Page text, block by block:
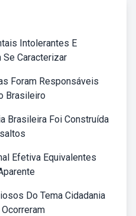
Intolerantes E
Caracterizar
Foram Responsáveis
Brasileiro
Brasileira Foi Construída
Efetiva Equivalentes
Do Tema Cidadania